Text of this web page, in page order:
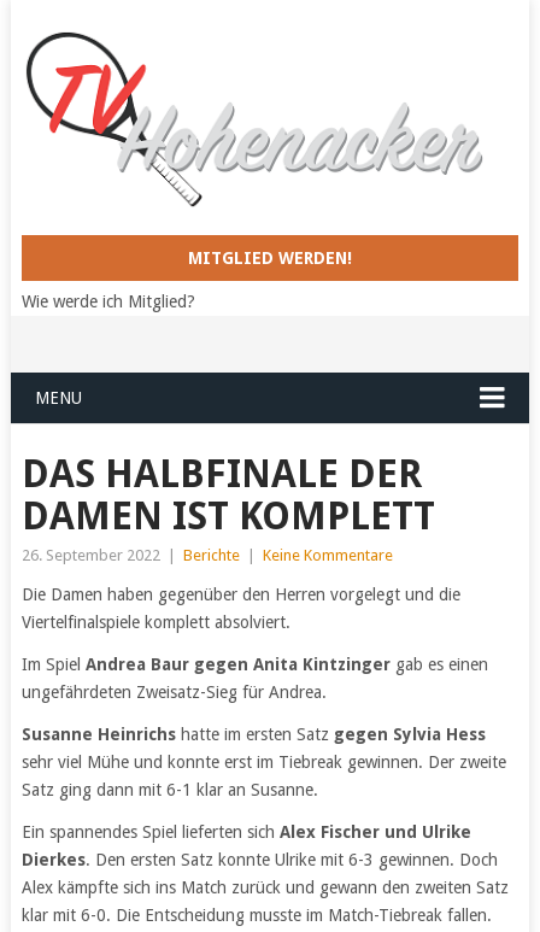
MITGLIED WERDEN!
Wie werde ich Mitglied?
MENU
DAS HALBFINALE DER
DAMEN IST KOMPLETT
26. September 2022 Berichte Keine Kommentare
Die Damen haben gegenüber den Herren vorgelegt und die
Viertelfinalspiele komplett absolviert.
Im Spiel Andrea Baur gegen Anita Kintzinger gab es einen
ungefährdeten Zweisatz-Sieg für Andrea.
Susanne Heinrichshatte im ersten Satz gegen Sylvia Hess
sehr viel Mühe und konnte erst im Tiebreak gewinnen. Der zweite
Satz ging dann mit 6-1 klar an Susanne.
Ein spannendes Spiel lieferten sich Alex Fischer und Ulrike
Dierkes. Den ersten Satz konnte Ulrike mit 6-3 gewinnen. Doch
Alex kämpfte sich ins Match zurück und gewann den zweiten Satz
klar mit 6-0. Die Entscheidung musste im Match-Tiebreak fallen.